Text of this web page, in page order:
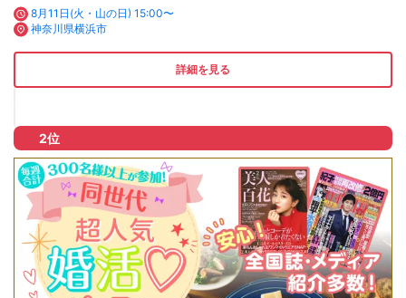
8月11日(火・山の日) 15:00〜
神奈川県横浜市
詳細を見る
2位